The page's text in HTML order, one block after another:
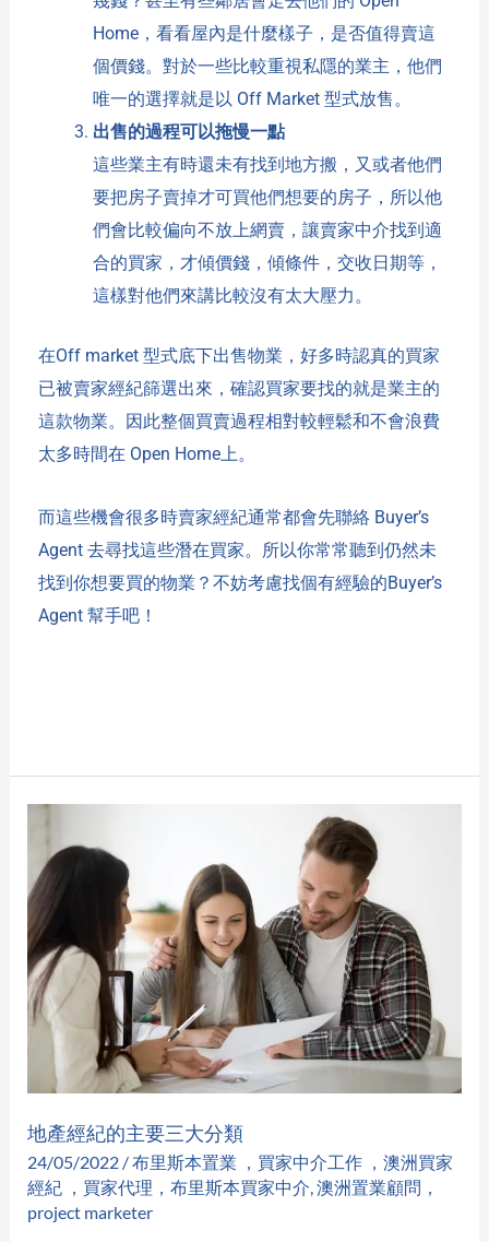
Home，看看屋內是什麼樣子，是否值得賣這
個價錢。對於一些比較重視私隱的業主，他們
唯一的選擇就是以 Off Market 型式放售。
出售的過程可以拖慢一點
這些業主有時還未有找到地方搬，又或者他們
要把房子賣掉才可買他們想要的房子，所以他
們會比較偏向不放上網賣，讓賣家中介找到適
合的買家，才傾價錢，傾條件，交收日期等，
這樣對他們來講比較沒有太大壓力。
在Off market 型式底下出售物業，好多時認真的買家
已被賣家經紀篩選出來，確認買家要找的就是業主的
這款物業。因此整個買賣過程相對較輕鬆和不會浪費
太多時間在 Open Home上。
而這些機會很多時賣家經紀通常都會先聯絡 Buyer’s
Agent 去尋找這些潛在買家。所以你常常聽到仍然未
找到你想要買的物業？不妨考慮找個有經驗的Buyer’s
Agent 幫手吧！
地產經紀的主要三大分類
24/05/2022 /布里斯本置業 ，買家中介工作 ，澳洲買家
經紀 ，買家代理，布里斯本買家中介,澳洲置業顧問，
project marketer
經
紀
的
主
要
類